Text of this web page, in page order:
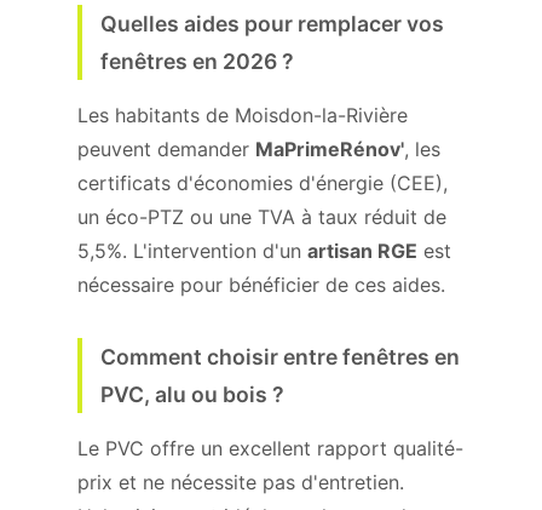
Quelles aides pour remplacer vos
fenêtres en 2026 ?
Les habitants de Moisdon-la-Rivière
peuvent demander MaPrimeRénov', les
certificats d'économies d'énergie (CEE),
un éco-PTZ ou une TVA à taux réduit de
5,5%. L'intervention d'un artisan RGE est
nécessaire pour bénéficier de ces aides.
Comment choisir entre fenêtres en
PVC, alu ou bois ?
Le PVC offre un excellent rapport qualité-
prix et ne nécessite pas d'entretien.